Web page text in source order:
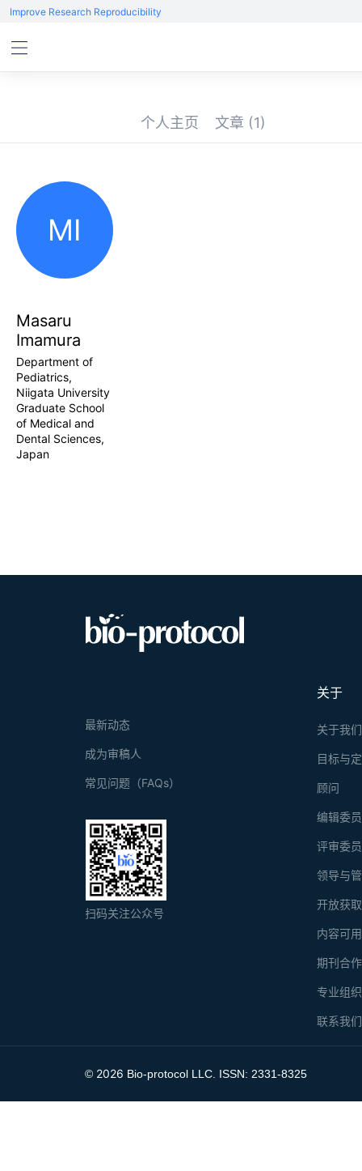
Improve Research Reproducibility
个人主页 文章 (1)
MI
Masaru
Imamura
Department of
Pediatrics,
Niigata University
Graduate School
of Medical and
Dental Sciences,
Japan
关于
关于我们
目标与
顾问
编辑委
评审委
领导与
开放获
内容可
期刊合
专业组
联系我们
最新动态
成为审稿人
常见问题（FAQs）
扫码关注公众号
© 2026 Bio-protocol LLC. ISSN: 2331-8325